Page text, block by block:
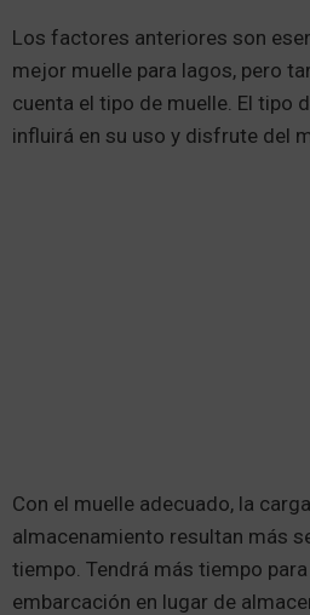
Los factores anteriores son
mejor muelle para lagos, pero
cuenta el tipo de muelle. El tipo
influirá en su uso y disfrute del
Con el muelle adecuado, la
almacenamiento resultan más
tiempo. Tendrá más tiempo
embarcación en lugar de